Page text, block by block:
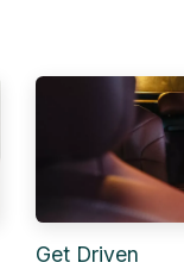
Get Driven